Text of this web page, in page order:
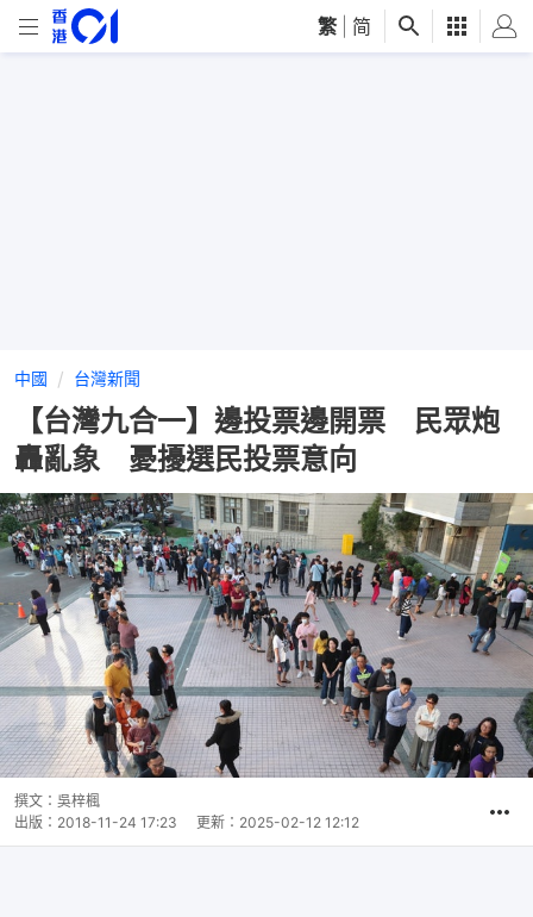
繁 简
中國 台灣新聞
【台灣九合一】邊投票邊開票 民眾炮
轟亂象 憂擾選民投票意向
撰文： 吳梓楓
出版： 2018-11-24 17:23 更新： 2025-02-12 12:12